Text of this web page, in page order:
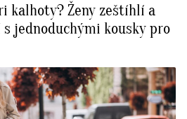
kalhoty? Ženy zeštíhlí a
jednoduchými kousky pro